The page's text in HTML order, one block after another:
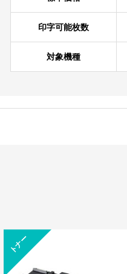
印字可能枚数
対象機種
トナー